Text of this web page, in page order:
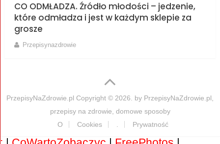
CO ODMŁADZA. Źródło młodości – jedzenie,
które odmładza i jest w każdym sklepie za
grosze
Przepisynazdrowie
PrzepisyNaZdrowie.pl Copyright © 2026. by PrzepisyNaZdrowie.pl,
przepisy na zdrowie, domowe sposoby
O
Cookies Prywatność